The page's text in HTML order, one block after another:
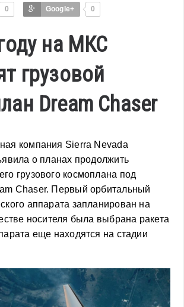
0 Google+ 0
на МКС
грузовой
Dream Chaser
компания Sierra Nevada
о планах продолжить
грузового космоплана под
Chaser. Первый орбитальный
аппарата запланирован на
носителя была выбрана ракета
еще находятся на стадии